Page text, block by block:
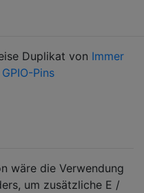
Duplikat von Immer
Pins
wäre die Verwendung
um zusätzliche E /